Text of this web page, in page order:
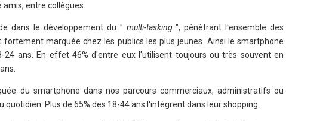
entre collègues.
dans le développement du " multi-tasking", pénètrant l'ensemble des
marquée chez les publics les plus jeunes. Ainsi le smartphone
24 ans. En effet 46% d'entre eux l'utilisent toujours ou très souvent en
du smartphone dans nos parcours commerciaux, administratifs ou
Plus de 65% des 18-44 ans l'intègrent dans leur shopping.